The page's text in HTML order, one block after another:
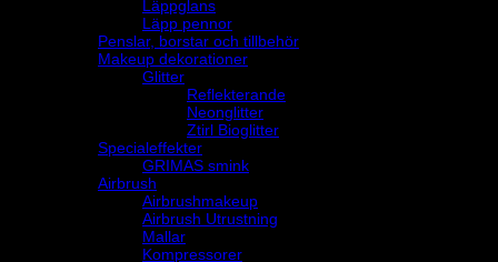
Läppglans
Läpp pennor
Penslar, borstar och tillbehör
Makeup dekorationer
Glitter
Reflekterande
Neonglitter
Ztirl Bioglitter
Specialeffekter
GRIMAS smink
Airbrush
Airbrushmakeup
Airbrush Utrustning
Mallar
Kompressorer